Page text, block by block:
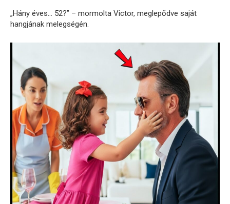
„Hány éves… 52?” – mormolta Victor, meglepődve saját
hangjának melegségén.